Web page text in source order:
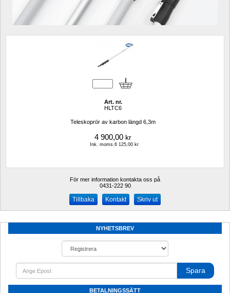
Art. nr.
HLTC6
Teleskoprör av karbon längd 6,3m
4 900,00 kr
Ink. moms.6 125,00 kr
För mer information kontakta oss på
0431-222 90
Kontakt Skriv ut
NYHETSBREV
Spara
BETALNINGSSÄTT